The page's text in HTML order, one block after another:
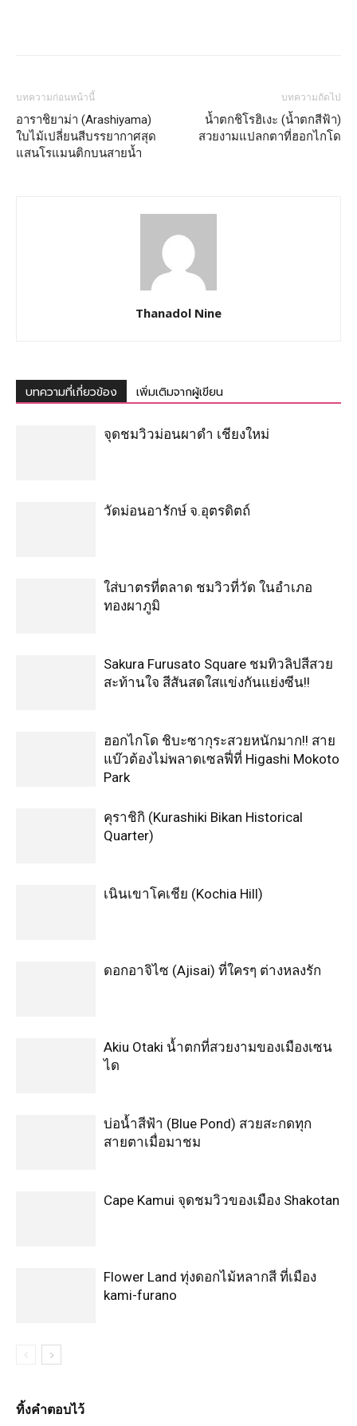
บทความก่อนหน้านี้
อาราชิยาม่า (Arashiyama)
ใบไม้เปลี่ยนสีบรรยากาศสุด
แสนโรแมนติกบนสายน้ำ
บทความถัดไป
น้ำตกชิโรฮิเงะ (น้ำตกสีฟ้า)
สวยงามแปลกตาที่ฮอกไกโด
Thanadol Nine
บทความที่เกี่ยวข้อง เพิ่มเติมจากผู้เขียน
จุดชมวิวม่อนผาดำ เชียงใหม่
วัดม่อนอารักษ์ จ.อุตรดิตถ์
ใส่บาตรที่ตลาด ชมวิวที่วัด ในอำเภอ
ทองผาภูมิ
Sakura Furusato Square ชมทิวลิปสีสวย
สะท้านใจ สีสันสดใสแข่งกันแย่งซีน!!
ฮอกไกโด ชิบะซากุระสวยหนักมาก!! สาย
แบ๊วต้องไม่พลาดเซลฟี่ที่ Higashi Mokoto
Park
คุราชิกิ (Kurashiki Bikan Historical
Quarter)
เนินเขาโคเชีย (Kochia Hill)
ดอกอาจิไซ (Ajisai) ที่ใครๆ ต่างหลงรัก
Akiu Otaki น้ำตกที่สวยงามของเมืองเซน
ได
บ่อน้ำสีฟ้า (Blue Pond) สวยสะกดทุก
สายตาเมื่อมาชม
Cape Kamui จุดชมวิวของเมือง Shakotan
Flower Land ทุ่งดอกไม้หลากสี ที่เมือง
kami-furano
ทิ้งคำตอบไว้